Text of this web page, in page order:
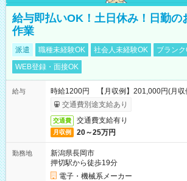
給与即払いOK！土日休み！日勤の
作業
派遣 職種未経験OK 社会人未経験OK
ブラン
WEB登録・面接OK
給与
時給1200円 【月収例】201,000円(月収
交通費別途支給あり
交通費 交通費支給有り
月収例 20～25万円
勤務地
新潟県長岡市
押切駅から徒歩19分
電子・機械系メーカー